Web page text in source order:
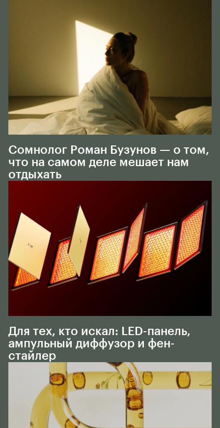
Сомнолог Роман Бузунов — о том,
что на самом деле мешает нам
отдыхать
Для тех, кто искал: LED-панель,
ампульный диффузор и фен-
стайлер